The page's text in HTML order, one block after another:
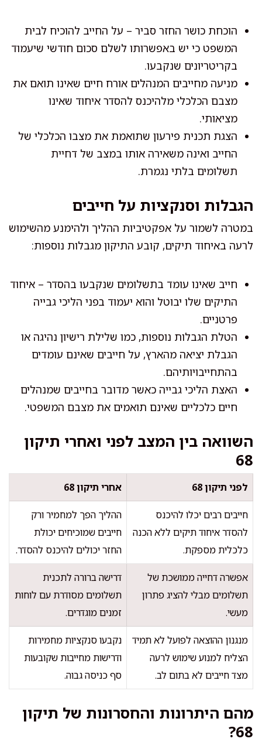
הוכחת כושר החזר סביר – על החייב להוכיח לבית
המשפט כי יש באפשרותו לשלם סכום חודשי שיעמוד
בקריטריונים שנקבעו.
מניעה מחייבים המנהלים אורח חיים שאינו תואם את
מצבם הכלכלי מלהיכנס להסדר איחוד שאינו
מציאותי.
הצגת תכנית פירעון שתואמת את מצבו הכלכלי של
החייב ואינה משאירה אותו במצב של דחיית
תשלומים בלתי נגמרת.
הגבלות וסנקציות על חייבים
במטרה לשמור על אפקטיביות ההליך ולהימנע מהשימוש
לרעה באיחוד תיקים, קובע התיקון מגבלות נוספות:
חייב שאינו עומד בתשלומים שנקבעו בהסדר – איחוד
התיקים שלו יבוטל והוא יעמוד בפני הליכי גבייה
פרטניים.
הטלת הגבלות נוספות, כמו שלילת רישיון נהיגה או
הגבלת יציאה מהארץ, על חייבים שאינם עומדים
בהתחייבויותיהם.
האצת הליכי גבייה כאשר מדובר בחייבים שמנהלים
חיים כלכליים שאינם תואמים את מצבם המשפטי.
השוואה בין המצב לפני ואחרי תיקון
68
לפני תיקון 68 אחרי תיקון 68
חייבים רבים יכלו להיכנס
להסדר איחוד תיקים ללא הכנה
כלכלית מספקת.
ההליך הפך למחמיר ורק
חייבים שמוכיחים יכולת
החזר יכולים להיכנס להסדר.
אפשרה דחייה ממושכת של
תשלומים מבלי להציג פתרון
מעשי.
דרישה ברורה לתכנית
תשלומים מסודרת עם לוחות
זמנים מוגדרים.
מנגנון ההוצאה לפועל לא תמיד
הצליח למנוע שימוש לרעה
מצד חייבים לא בתום לב.
נקבעו סנקציות מחמירות
ודרישות מחייבות שקובעות
סף כניסה גבוה.
מהם היתרונות והחסרונות של תיקון
68?